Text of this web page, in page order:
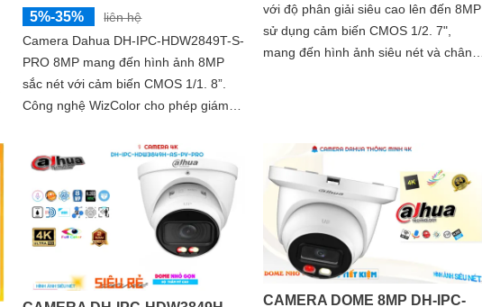
5%-35%
liên hệ
Camera Dahua DH-IPC-HDW2849T-S-
PRO 8MP mang đến hình ảnh 8MP
sắc nét với cảm biến CMOS 1/1. 8”.
Công nghệ WizColor cho phép giám
với độ phân giải siêu cao lên đến 8MP
sử dụng cảm biến CMOS 1/2. 7",
mang đến hình ảnh siêu nét và chân
CAMERA DOME 8MP DH-IPC-